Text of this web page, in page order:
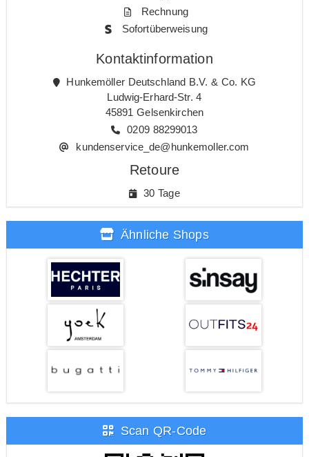
Rechnung
Sofortüberweisung
Kontaktinformation
Hunkemöller Deutschland B.V. & Co. KG
Ludwig-Erhard-Str. 4
45891 Gelsenkirchen
0209 88299013
kundenservice_de@hunkemoller.com
Retoure
30 Tage
Ähnliche Shops
Scan QR-Code